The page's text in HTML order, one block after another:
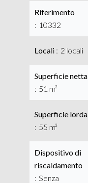
Riferimento
10332
Locali 2 locali
Superficie netta
51 m²
Superficie lorda
55 m²
Dispositivo di
riscaldamento
Senza